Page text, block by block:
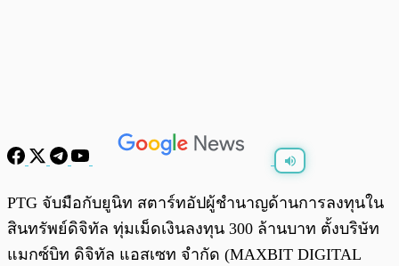
พร้อมเล่น
PTG จับมือกับยูนิท สตาร์ทอัปผู้ชำนาญด้านการลงทุนใน
สินทรัพย์ดิจิทัล ทุ่มเม็ดเงินลงทุน 300 ล้านบาท ตั้งบริษัท
แมกซ์บิท ดิจิทัล แอสเซท จำกัด (MAXBIT DIGITAL